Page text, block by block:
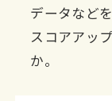
データなど
スコアアッ
か。